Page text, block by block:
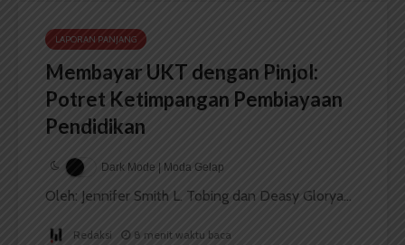
LAPORAN PANJANG
Membayar UKT dengan Pinjol:
Potret Ketimpangan Pembiayaan
Pendidikan
Dark Mode | Moda Gelap
Oleh: Jennifer Smith L. Tobing dan Deasy Glorya...
Redaksi 8 menit waktu baca